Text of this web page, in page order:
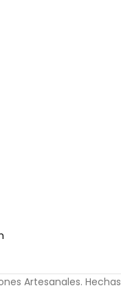
Artesanales. Hechas